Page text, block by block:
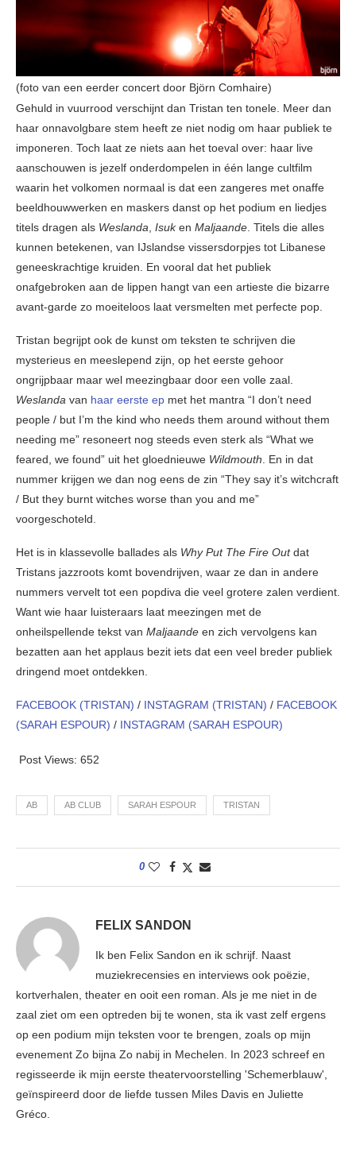
(foto van een eerder concert door Björn Comhaire)
Gehuld in vuurrood verschijnt dan Tristan ten tonele. Meer dan
haar onnavolgbare stem heeft ze niet nodig om haar publiek te
imponeren. Toch laat ze niets aan het toeval over: haar live
aanschouwen is jezelf onderdompelen in één lange cultfilm
waarin het volkomen normaal is dat een zangeres met onaffe
beeldhouwwerken en maskers danst op het podium en liedjes
titels dragen als Weslanda, Isuken Maljaande. Titels die alles
kunnen betekenen, van IJslandse vissersdorpjes tot Libanese
geneeskrachtige kruiden. En vooral dat het publiek
onafgebroken aan de lippen hangt van een artieste die bizarre
avant-garde zo moeiteloos laat versmelten met perfecte pop.
Tristan begrijpt ook de kunst om teksten te schrijven die
mysterieus en meeslepend zijn, op het eerste gehoor
ongrijpbaar maar wel meezingbaar door een volle zaal.
Weslanda van haar eerste ep met het mantra “I don’t need
people / but I’m the kind who needs them around without them
needing me” resoneert nog steeds even sterk als “What we
feared, we found” uit het gloednieuwe Wildmouth. En in dat
nummer krijgen we dan nog eens de zin “They say it’s witchcraft
/ But they burnt witches worse than you and me”
voorgeschoteld.
Het is in klassevolle ballades als Why Put The Fire Outdat
Tristans jazzroots komt bovendrijven, waar ze dan in andere
nummers vervelt tot een popdiva die veel grotere zalen verdient.
Want wie haar luisteraars laat meezingen met de
onheilspellende tekst van Maljaande en zich vervolgens kan
bezatten aan het applaus bezit iets dat een veel breder publiek
dringend moet ontdekken.
FACEBOOK (TRISTAN) / INSTAGRAM (TRISTAN) / FACEBOOK
(SARAH ESPOUR) / INSTAGRAM (SARAH ESPOUR)
Post Views: 652
AB AB CLUB SARAH ESPOUR TRISTAN
0
FELIX SANDON
Ik ben Felix Sandon en ik schrijf. Naast
muziekrecensies en interviews ook poëzie,
kortverhalen, theater en ooit een roman. Als je me niet in de
zaal ziet om een optreden bij te wonen, sta ik vast zelf ergens
op een podium mijn teksten voor te brengen, zoals op mijn
evenement Zo bijna Zo nabij in Mechelen. In 2023 schreef en
regisseerde ik mijn eerste theatervoorstelling 'Schemerblauw',
geïnspireerd door de liefde tussen Miles Davis en Juliette
Gréco.